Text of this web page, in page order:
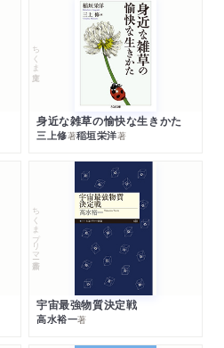
ちくま文庫
身近な雑草の愉快な生きかた
三上修著稲垣栄洋著
ちくまプリマー新書
宇宙最強物質決定戦
高水裕一著